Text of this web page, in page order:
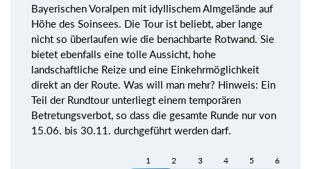
Bayerischen Voralpen mit idyllischem Almgelände auf
Höhe des Soinsees. Die Tour ist beliebt, aber lange
nicht so überlaufen wie die benachbarte Rotwand. Sie
bietet ebenfalls eine tolle Aussicht, hohe
landschaftliche Reize und eine Einkehrmöglichkeit
direkt an der Route. Was will man mehr? Hinweis: Ein
Teil der Rundtour unterliegt einem temporären
Betretungsverbot, so dass die gesamte Runde nur von
15.06. bis 30.11. durchgeführt werden darf.
1 2 3 4 5 6